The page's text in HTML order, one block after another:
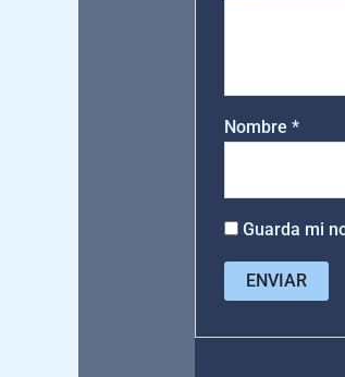
Nombre*
Guarda mi